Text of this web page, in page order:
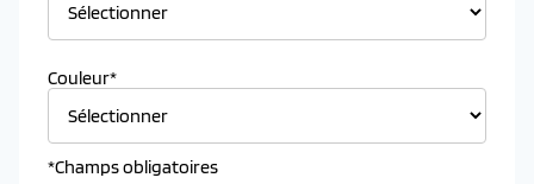
Couleur*
*Champs obligatoires